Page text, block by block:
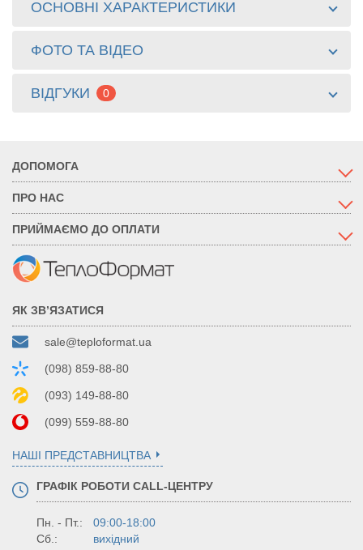
ОСНОВНІ ХАРАКТЕРИСТИКИ
ФОТО ТА ВІДЕО
ВІДГУКИ 0
ДОПОМОГА
ПРО НАС
ПРИЙМАЄМО ДО ОПЛАТИ
ЯК ЗВ’ЯЗАТИСЯ
sale@teploformat.ua
(098) 859-88-80
(093) 149-88-80
(099) 559-88-80
НАШІ ПРЕДСТАВНИЦТВА
ГРАФІК РОБОТИ CALL-ЦЕНТРУ
Пн. - Пт.:
09:00-18:00
Сб.:
вихідний